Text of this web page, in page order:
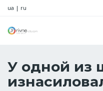
ua | ru
У одной из